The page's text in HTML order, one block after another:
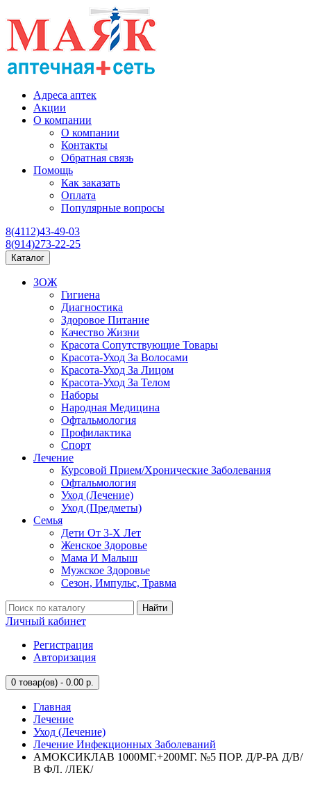
Адреса аптек
Акции
О компании
О компании
Контакты
Обратная связь
Помощь
Как заказать
Оплата
Популярные вопросы
8(4112)43-49-03
8(914)273-22-25
Каталог
ЗОЖ
Гигиена
Диагностика
Здоровое Питание
Качество Жизни
Красота Сопутствующие Товары
Красота-Уход За Волосами
Красота-Уход За Лицом
Красота-Уход За Телом
Наборы
Народная Медицина
Офтальмология
Профилактика
Спорт
Лечение
Курсовой Прием/Хронические Заболевания
Офтальмология
Уход (Лечение)
Уход (Предметы)
Семья
Дети От 3-Х Лет
Женское Здоровье
Мама И Малыш
Мужское Здоровье
Сезон, Импульс, Травма
Найти
Личный кабинет
Регистрация
Авторизация
0 товар(ов) - 0.00 р.
Главная
Лечение
Уход (Лечение)
Лечение Инфекционных Заболеваний
АМОКСИКЛАВ 1000МГ.+200МГ. №5 ПОР. Д/Р-РА Д/В/
В ФЛ. /ЛЕК/